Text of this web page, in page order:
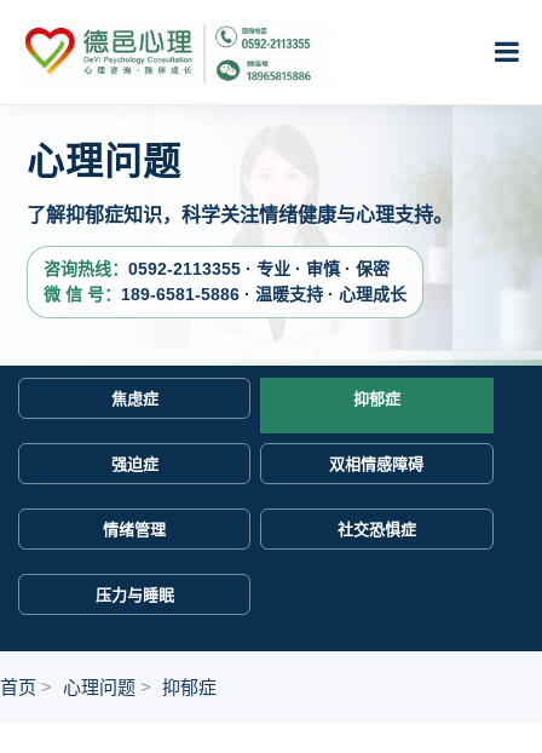
心理问题
了解抑郁症知识，科学关注情绪健康与心理支持。
咨询热线： 0592-2113355 · 专业 · 审慎 · 保密
微 信 号： 189-6581-5886 · 温暖支持 · 心理成长
焦虑症 抑郁症
强迫症 双相情感障碍
情绪管理 社交恐惧症
压力与睡眠
首页 心理问题 抑郁症